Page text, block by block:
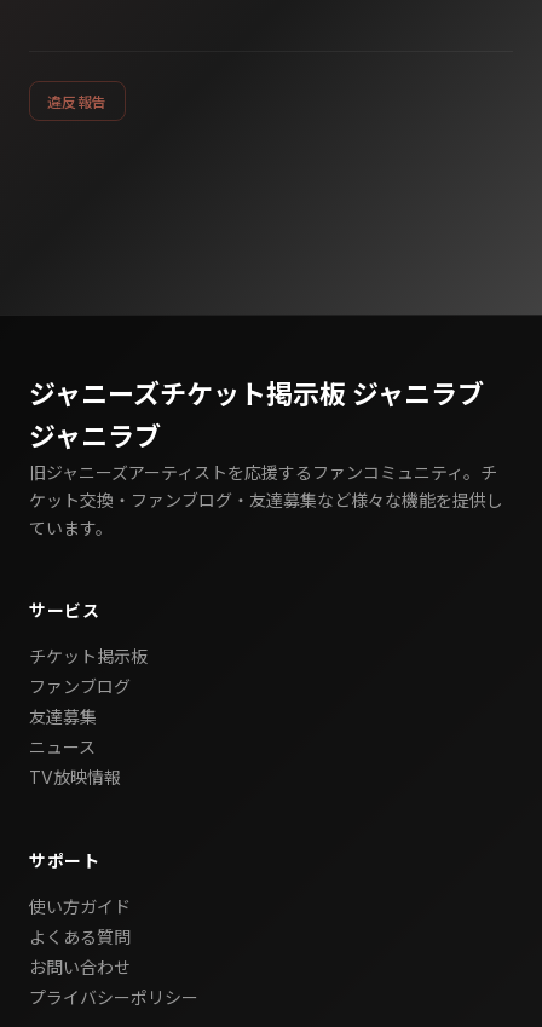
違反報告
ジャニーズチケット掲示板 ジャニラブ
ジャニラブ
旧ジャニーズアーティストを応援するファンコミュニティ。チ
ケット交換・ファンブログ・友達募集など様々な機能を提供し
ています。
サービス
チケット掲示板
ファンブログ
友達募集
ニュース
TV放映情報
サポート
使い方ガイド
よくある質問
お問い合わせ
プライバシーポリシー